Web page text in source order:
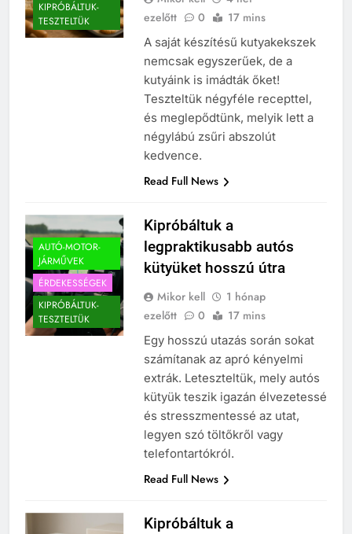
KIPRÓBÁLTUK-
TESZTELTÜK
ezelőtt
0 17 mins
A saját készítésű kutyakekszek
nemcsak egyszerűek, de a
kutyáink is imádták őket!
Teszteltük négyféle recepttel,
és meglepődtünk, melyik lett a
négylábú zsűri abszolút
kedvence.
Read Full News
AUTÓ-MOTOR-
JÁRMŰVEK
ÉRDEKESSÉGEK
KIPRÓBÁLTUK-
TESZTELTÜK
Kipróbáltuk a
legpraktikusabb autós
kütyüket hosszú útra
Mikor kell
1 hónap
ezelőtt
0 17 mins
Egy hosszú utazás során sokat
számítanak az apró kényelmi
extrák. Leteszteltük, mely autós
kütyük teszik igazán élvezetessé
és stresszmentessé az utat,
legyen szó töltőkről vagy
telefontartókról.
Read Full News
Kipróbáltuk a